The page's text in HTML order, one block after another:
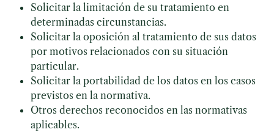
Solicitar la limitación de su tratamiento en
determinadas circunstancias.
Solicitar la oposición al tratamiento de sus datos
por motivos relacionados con su situación
particular.
Solicitar la portabilidad de los datos en los casos
previstos en la normativa.
Otros derechos reconocidos en las normativas
aplicables.